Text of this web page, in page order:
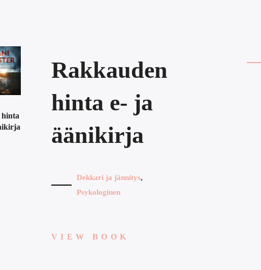
hinta
Rakkauden
hinta e- ja
äänikirja
Dekkari ja jännitys,
Psykologinen
VIEW BOOK